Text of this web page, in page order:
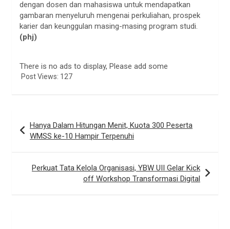
dengan dosen dan mahasiswa untuk mendapatkan
gambaran menyeluruh mengenai perkuliahan, prospek
karier dan keunggulan masing-masing program studi.
(phj)
There is no ads to display, Please add some
Post Views: 127
pos
Hanya Dalam Hitungan Menit, Kuota 300 Peserta
WMSS ke-10 Hampir Terpenuhi
Perkuat Tata Kelola Organisasi, YBW UII Gelar Kick
off Workshop Transformasi Digital